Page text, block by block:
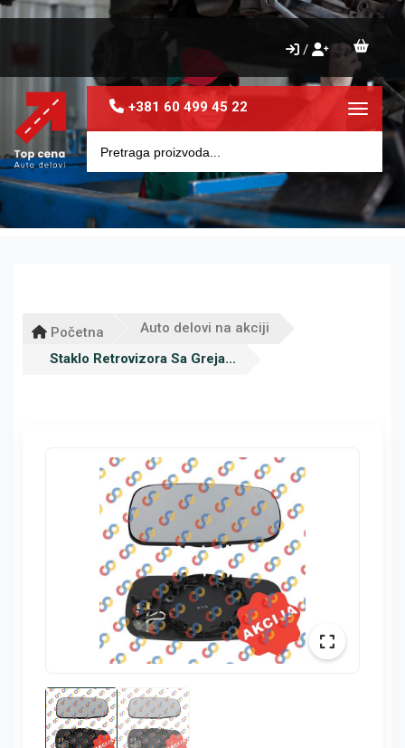
/
+381 60 499 45 22 Toggle
Početna
Auto delovi na akciji
Staklo Retrovizora Sa Greja...